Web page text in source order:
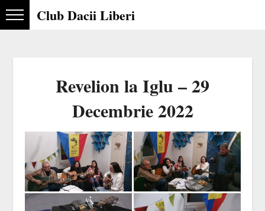
Club Dacii Liberi
Revelion la Iglu – 29
Decembrie 2022